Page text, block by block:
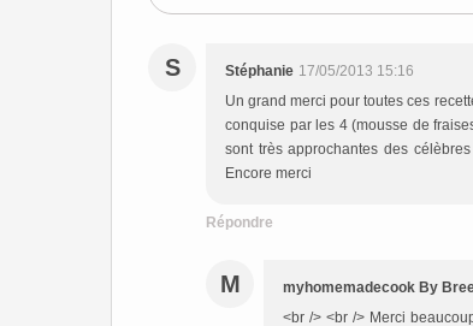
S Stéphanie 17/05/2013 15:16
Un grand merci pour toutes ces
conquise par les 4 (mousse de
sont très approchantes des
Encore merci
Répondre
M myhomemadecook By
<br /> <br /> Merci